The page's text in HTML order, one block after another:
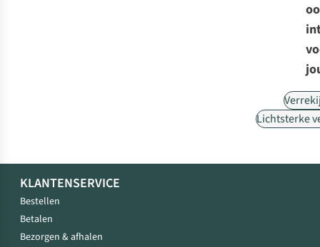
Lichtsterke
KLANTENSERVICE
Bestellen
Betalen
Bezorgen & afhalen